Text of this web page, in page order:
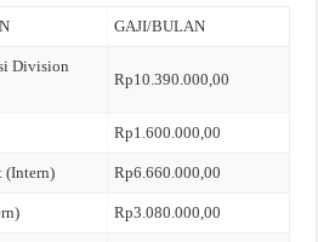
GAJI/BULAN
Division
Rp10.390.000,00
Rp1.600.000,00
(Intern) Rp6.660.000,00
Rp3.080.000,00